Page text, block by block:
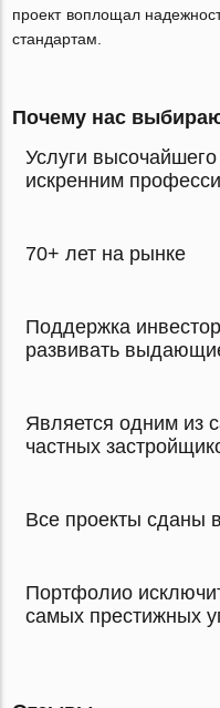
проект воплощал
стандартам.
Почему нас
Услуги высочайшего
искренним
70+ лет на рынке
Поддержка
развивать
Является одним из
частных
Все проекты сданы
Портфолио
самых престижных